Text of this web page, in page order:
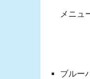
メニュ
ブルー